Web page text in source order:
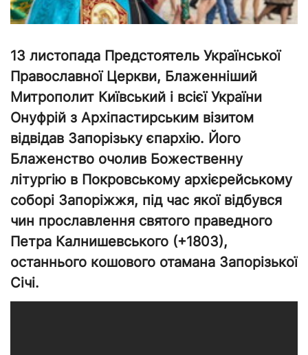
13 листопада Предстоятель Української
Православної Церкви, Блаженніший
Митрополит Київський і всієї України
Онуфрій з Архіпастирським візитом
відвідав Запорізьку єпархію. Його
Блаженство очолив Божественну
літургію в Покровському архієрейському
соборі Запоріжжя, під час якої відбувся
чин прославлення святого праведного
Петра Калнишевського (+1803),
останнього кошового отамана Запорізької
Січі.